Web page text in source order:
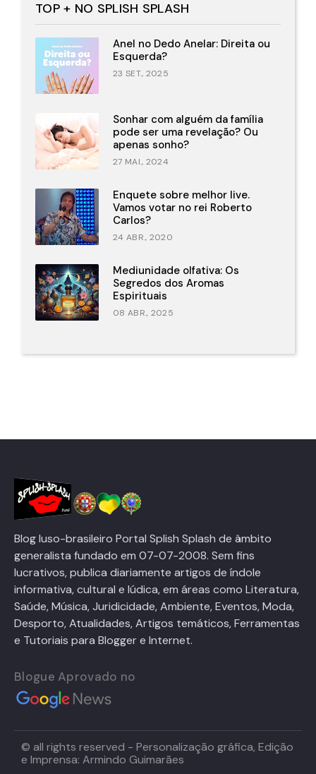
TOP + NO SPLISH SPLASH
Anel no Dedo Anelar: Direita ou
Esquerda?
23 SET., 2025
Sonhar com alguém da família
pode ser uma revelação? Ou
apenas sonho?
27 MAI., 2024
Enquete sobre melhor live.
Vamos votar no rei Roberto
Carlos?
24 ABR., 2020
Mediunidade olfativa: Os
Segredos dos Aromas
Espirituais
08 ABR., 2025
Blog luso-brasileiro Portal Splish Splash de âmbito
generalista fundado em 07-07-2008. Sem fins
lucrativos, publica diariamente artigos de índole
informativa, cultural e lúdica, em áreas como Literatura,
Saúde, Música, Juridicidade, Ambiente, Eventos, Moda,
Desporto, Atualidades, Artigos temáticos, Ferramentas
e Tutoriais para Blogger e Internet.
Blogue Aprovado no
© all rights reserved - Personalização gráfica, Edição
e Imprensa: Armindo Guimarães